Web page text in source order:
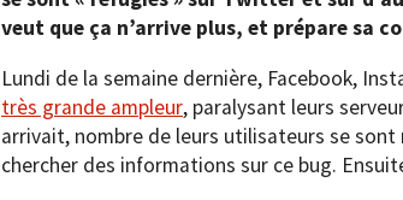
veut que ça n’arrive plus, et prépare sa
Lundi de la semaine dernière, Facebook,
très grande ampleur, paralysant leurs
arrivait, nombre de leurs utilisateurs se sont
chercher des informations sur ce bug.